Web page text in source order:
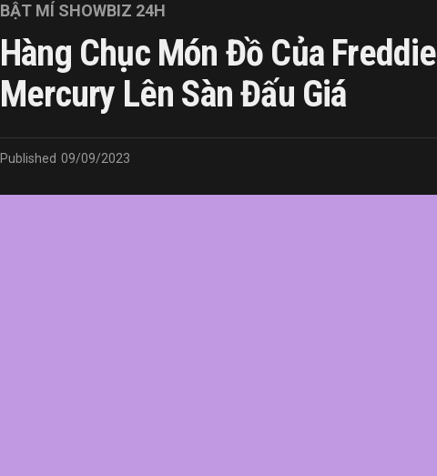
BẬT MÍ SHOWBIZ 24H
Hàng Chục Món Đồ Của Freddie
Mercury Lên Sàn Đấu Giá
Published 09/09/2023